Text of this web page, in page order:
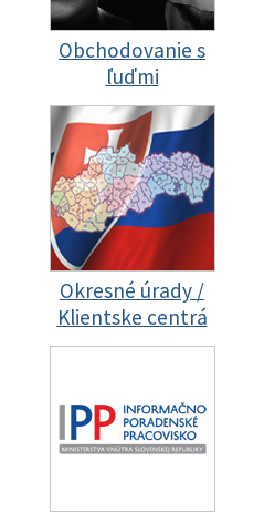
Obchodovanie s
ľuďmi
Okresné úrady /
Klientske centrá